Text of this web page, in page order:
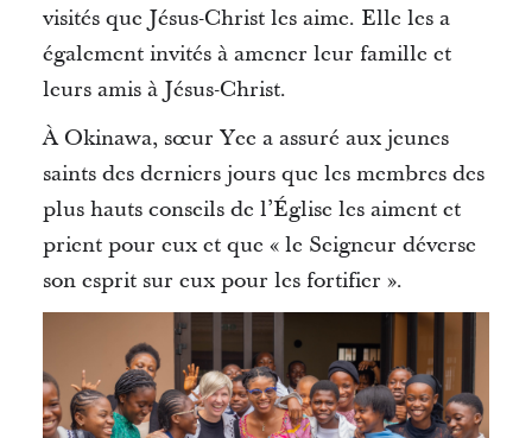
visités que Jésus-Christ les aime. Elle les a
également invités à amener leur famille et
leurs amis à Jésus-Christ.
À Okinawa, sœur Yee a assuré aux jeunes
saints des derniers jours que les membres des
plus hauts conseils de l’Église les aiment et
prient pour eux et que « le Seigneur déverse
son esprit sur eux pour les fortifier ».